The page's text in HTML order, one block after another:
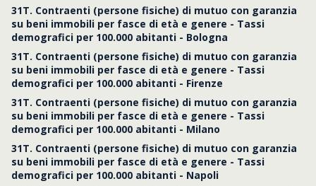
31T. Contraenti (persone fisiche) di mutuo con garanzia
su beni immobili per fasce di età e genere - Tassi
demografici per 100.000 abitanti - Bologna
31T. Contraenti (persone fisiche) di mutuo con garanzia
su beni immobili per fasce di età e genere - Tassi
demografici per 100.000 abitanti - Firenze
31T. Contraenti (persone fisiche) di mutuo con garanzia
su beni immobili per fasce di età e genere - Tassi
demografici per 100.000 abitanti - Milano
31T. Contraenti (persone fisiche) di mutuo con garanzia
su beni immobili per fasce di età e genere - Tassi
demografici per 100.000 abitanti - Napoli